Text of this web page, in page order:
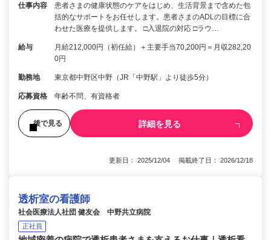
仕事内容
患者さまの健康状態のケアをはじめ、生活背景まで含めた包
括的なサポートをお任せします。患者さまのADLの目標に合
わせた医療を提供します。 □入退院の対応 □ラウ…
給与
月給212,000円（初任給）＋主要手当70,200円＝月収282,20
0円
勤務地 東京都中野区中野（JR「中野駅」より徒歩5分）
応募資格 年齢不問、有資格者
後で見る 詳細を見る
更新日： 2025/12/04 掲載終了日： 2026/12/18
透析室の看護師
社会医療法人社団 健友会 中野共立病院
正社員